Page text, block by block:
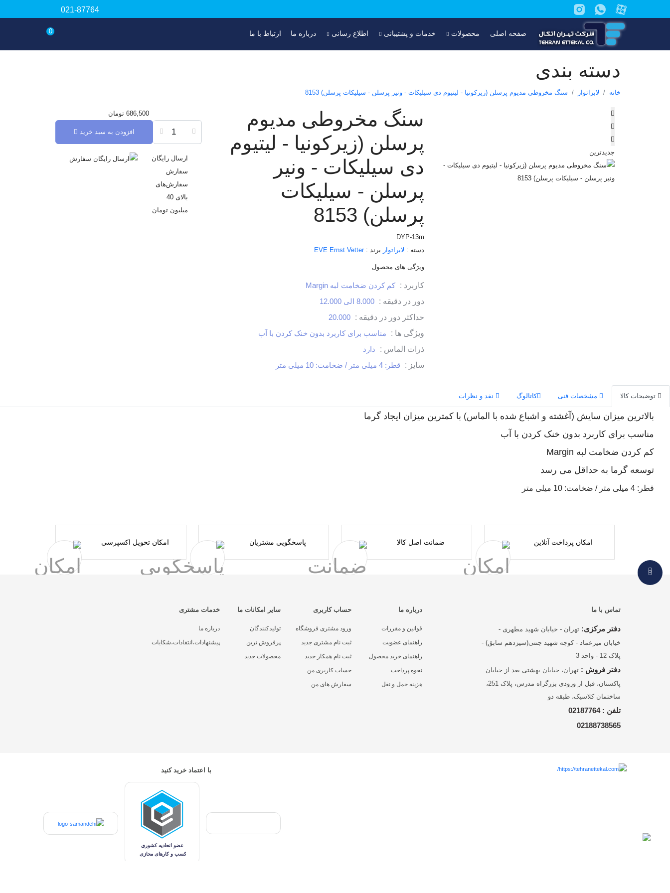
021-87764
صفحه اصلی محصولات خدمات و پشتیبانی اطلاع رسانی درباره ما ارتباط با ما 0
دسته بندی
خانه لابراتوار سنگ مخروطی مدیوم پرسلن (زیرکونیا - لیتیوم دی سیلیکات - ونیر پرسلن - سیلیکات پرسلن) 8153
جدیدترین
سنگ مخروطی مدیوم
پرسلن (زیرکونیا - لیتیوم
دی سیلیکات - ونیر
پرسلن - سیلیکات
پرسلن) 8153
DYP-13m
دسته : لابراتوار برند :EVE Ernst Vetter
ویژگی های محصول
کاربرد : کم کردن ضخامت لبه Margin
دور در دقیقه : 8.000 الی 12.000
حداکثر دور در دقیقه : 20.000
ویژگی ها :
مناسب برای کاربرد بدون خنک کردن با آب
ذرات الماس :
دارد
سایز :
قطر: 4 میلی متر / ضخامت: 10 میلی متر
686,500 تومان
افزودن به سبد خرید
ارسال رایگان
سفارش
سفارش‌های
بالای 40
میلیون تومان
توضیحات کالا مشخصات فنی کاتالوگ نقد و نظرات
بالاترین میزان سایش (آغشته و اشباع شده با الماس) با کمترین میزان ایجاد گرما
مناسب برای کاربرد بدون خنک کردن با آب
کم کردن ضخامت لبه Margin
توسعه گرما به حداقل می رسد
قطر: 4 میلی متر / ضخامت: 10 میلی متر
امکان پرداخت آنلاین ضمانت اصل کالا پاسخگویی مشتریان امکان تحویل اکسپرسی
تماس با ما
دفتر مرکزی: تهران - خیابان شهید مطهری -
خیابان میرعماد - کوچه شهید جنتی(سیزدهم سابق) -
پلاک 12 - واحد 3
دفتر فروش : تهران، خیابان بهشتی بعد از خیابان
پاکستان، قبل از ورودی بزرگراه مدرس، پلاک 251،
ساختمان کلاسیک، طبقه دو
تلفن : 02187764
02188738565
درباره ما
قوانین و مقررات
راهنمای عضویت
راهنمای خرید محصول
نحوه پرداخت
هزینه حمل و نقل
حساب کاربری
ورود مشتری فروشگاه
ثبت نام مشتری جدید
ثبت نام همکار جدید
حساب کاربری من
سفارش های من
سایر امکانات ما
تولیدکنندگان
پرفروش ترین
محصولات جدید
خدمات مشتری
درباره ما
پیشنهادات،انتقادات،شکایات
با اعتماد خرید کنید